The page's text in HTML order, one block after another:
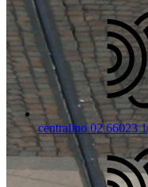
centralino 02 66023 1